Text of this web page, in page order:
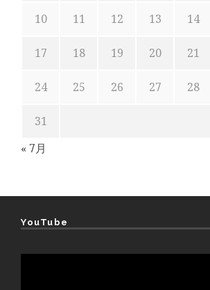
10 11 12 13 14
17 18 19 20 21
24 25 26 27 28
31
« 7月
YouTube